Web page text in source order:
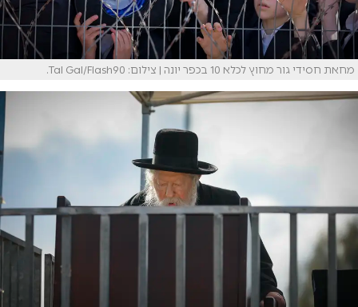
מחאת חסידי גור מחוץ לכלא 10 בכפר יונה | צילום: Tal Gal/Flash90.